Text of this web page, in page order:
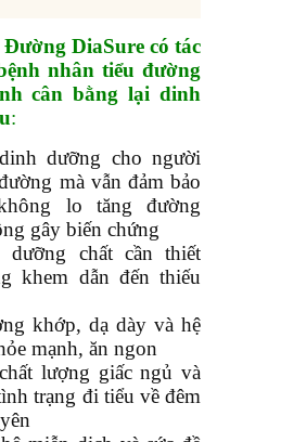
DiaSure có tác
nhân tiểu đường
cân bằng lại dinh
:
dưỡng cho người
mà vẫn đảm bảo
lo tăng đường
gây biến chứng
dưỡng chất cần thiết
khem dẫn đến thiếu
khớp, dạ dày và hệ
mạnh, ăn ngon
lượng giấc ngủ và
trạng đi tiểu về đêm